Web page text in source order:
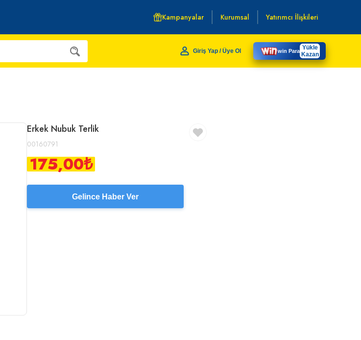
Kampanyalar Kurumsal Yatırımcı İlişkileri
Giriş Yap / Üye Ol win Para Yükle
Kazan
Erkek Nubuk Terlik
00160791
175,00₺
Gelince Haber Ver